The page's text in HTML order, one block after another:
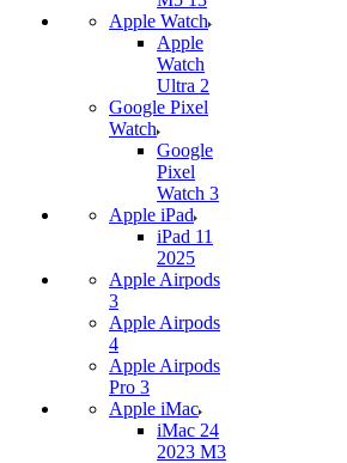
Apple Watch
Apple
Watch
Ultra 2
Google Pixel
Watch
Google
Pixel
Watch 3
Apple iPad
iPad 11
2025
Apple Airpods
3
Apple Airpods
4
Apple Airpods
Pro 3
Apple iMac
iMac 24
2023 M3